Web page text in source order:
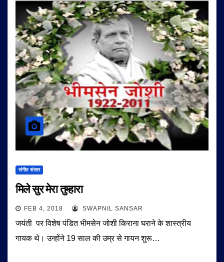
संगीत संसार
मिले सुर मेरा तुम्हारा
FEB 4, 2018 SWAPNIL SANSAR
जयंती पर विशेष पंडित भीमसेन जोशी किराना घराने के शास्त्रीय
गायक थे। उन्होंने 19 साल की उम्र से गायन शुरू…